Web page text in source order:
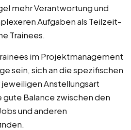
mehr Verantwortung und
Aufgaben als Teilzeit-
Trainees.
im Projektmanagement
sein, sich an die spezifischen
Anstellungsart
gute Balance zwischen den
und anderen